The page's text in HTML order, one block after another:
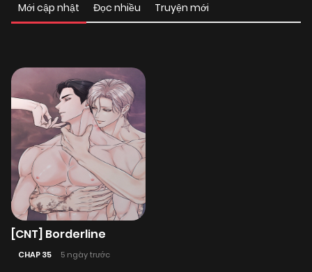
Mới cập nhật Đọc nhiều Truyện mới
[CNT] Borderline
CHAP 35 5 ngày trước